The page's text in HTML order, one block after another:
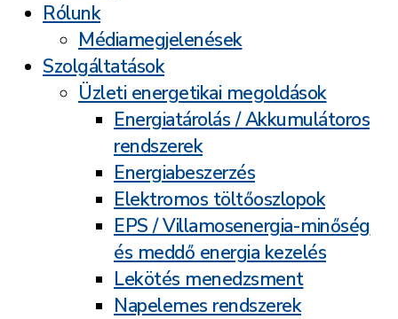
Rólunk
Médiamegjelenések
Szolgáltatások
Üzleti energetikai megoldások
Energiatárolás / Akkumulátoros
rendszerek
Energiabeszerzés
Elektromos töltőoszlopok
EPS / Villamosenergia-minőség
és meddő energia kezelés
Lekötés menedzsment
Napelemes rendszerek